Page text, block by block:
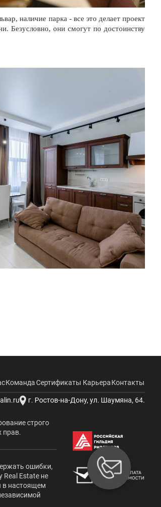
наличие парка - все это делает проект
Безусловно, они смогут по достоинству
КомандаСертификаты КарьераКонтакты
г. Ростов-на-Дону, ул. Шаумяна, 64.
строго
прав.
ошибки,
Estate не
в настоящем